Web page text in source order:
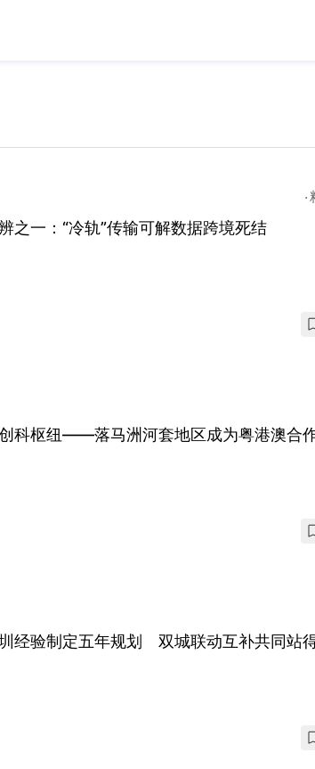
之一：“冷轨”传输可解数据跨境死结
科枢纽——落马洲河套地区成为粤港澳合
经验制定五年规划 双城联动互补共同站